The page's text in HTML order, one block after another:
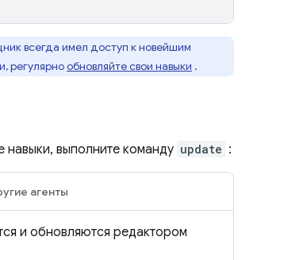
всегда имел доступ к новейшим
регулярнообновляйте свои навыки .
навыки, выполните команду update :
агенты
и обновляются редактором